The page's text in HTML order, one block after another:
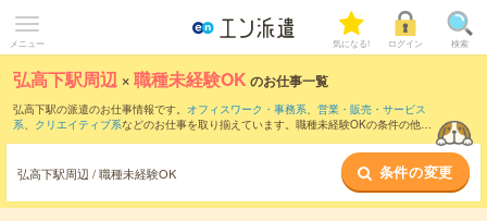
メニュー 気になる! ログイン 検索
弘高下駅周辺 ×職種未経験OK のお仕事一覧
弘高下駅の派遣のお仕事情報です。 オフィスワーク・事務系、 営業・販売・サービス
系、 クリエイティブ系などのお仕事を取り揃えています。職種未経験OKの条件の他
弘高下駅周辺 / 職種未経験OK 条件の変更